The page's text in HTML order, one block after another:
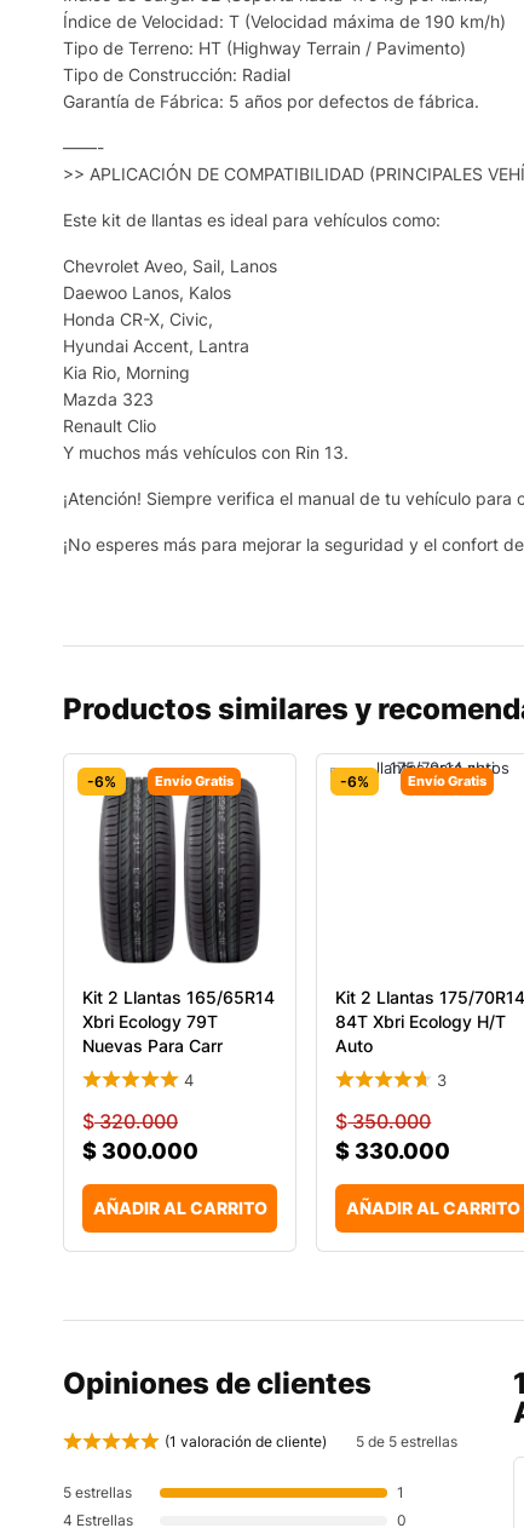
Índice de Velocidad: T (Velocidad máxima de 190 km/h)
Tipo de Terreno: HT (Highway Terrain / Pavimento)
Tipo de Construcción: Radial
Garantía de Fábrica: 5 años por defectos de fábrica.
——-
>> APLICACIÓN DE COMPATIBILIDAD (PRINCIPALES
Este kit de llantas es ideal para vehículos como:
Chevrolet Aveo, Sail, Lanos
Daewoo Lanos, Kalos
Honda CR-X, Civic,
Hyundai Accent, Lantra
Kia Rio, Morning
Mazda 323
Renault Clio
Y muchos más vehículos con Rin 13.
¡Atención! Siempre verifica el manual de tu vehículo para
¡No esperes más para mejorar la seguridad y el confort
Productos similares y
-6% Envío Gratis
Kit 2 Llantas 165/65R14
Xbri Ecology 79T
Nuevas Para Carr
4
$320.000
$300.000
AÑADIR AL CARRITO
-6% Envío Gratis
Kit 2 Llantas 175/70R14
84T Xbri Ecology H/T
Auto
3
$350.000
$330.000
AÑADIR AL CARRITO
Opiniones de clientes
(1 valoración de cliente) 5 de 5 estrellas
5 estrellas
1
4 Estrellas
0